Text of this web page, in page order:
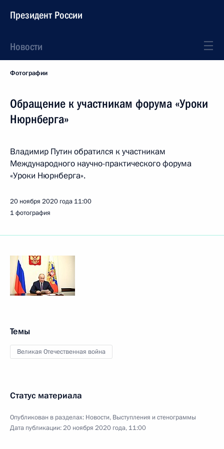
Президент России
Новости
Фотографии
Обращение к участникам форума «Уроки
Нюрнберга»
Владимир Путин обратился к участникам
Международного научно-практического форума
«Уроки Нюрнберга».
20 ноября 2020 года 11:00
1 фотография
Темы
Великая Отечественная война
Статус материала
Опубликован в разделах: Новости, Выступления и стенограммы
Дата публикации:20 ноября 2020 года, 11:00